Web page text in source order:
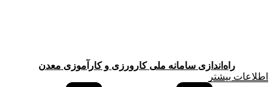
راه‌اندازی سامانه ملی کارورزی و کارآموزی معدن
اطلاعات بیشتر